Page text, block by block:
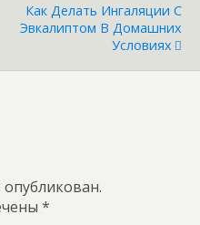
Как Делать Ингаляции С
Эвкалиптом В Домашних
Условиях
*